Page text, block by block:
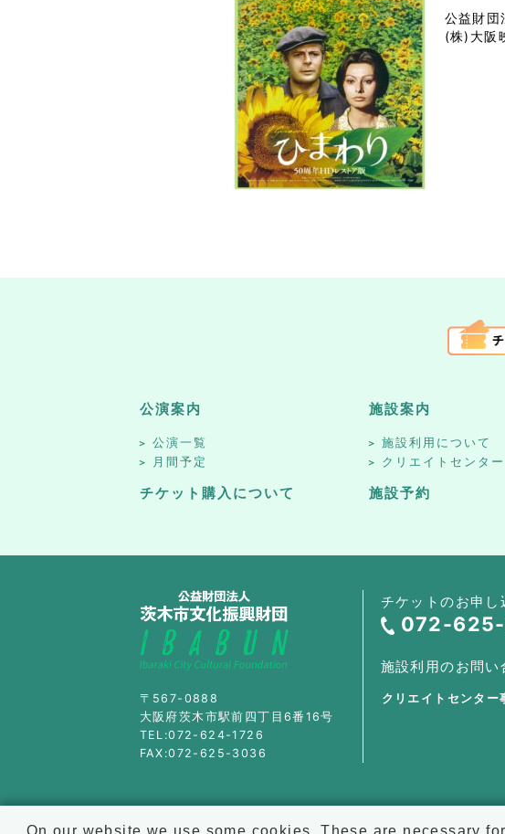
公益財団
(株)大阪
公演案内
公演一覧
月間予定
チケット購入について
施設案内
施設利用について
クリエイトセンタ
施設予約
〒567-0888
大阪府茨木市駅前四丁目6番16号
TEL:072-624-1726
FAX:072-625-3036
チケットのお申
072-
施設利用のお問い
クリエイトセンター
On our website we use some cookies. These are necessary